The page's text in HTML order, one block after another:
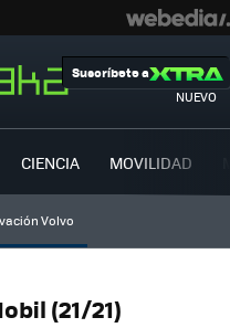
NUEVO
Suscríbete a
CIENCIA MOVILIDAD
Volvo
(21/21)